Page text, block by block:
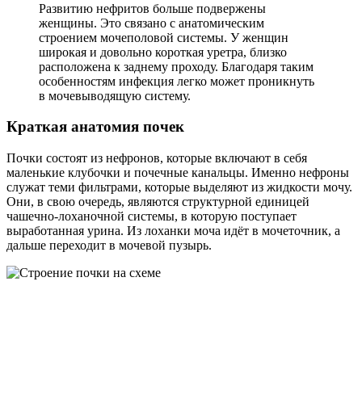
Развитию нефритов больше подвержены
женщины. Это связано с анатомическим
строением мочеполовой системы. У женщин
широкая и довольно короткая уретра, близко
расположена к заднему проходу. Благодаря таким
особенностям инфекция легко может проникнуть
в мочевыводящую систему.
Краткая анатомия почек
Почки состоят из нефронов, которые включают в себя
маленькие клубочки и почечные канальцы. Именно нефроны
служат теми фильтрами, которые выделяют из жидкости мочу.
Они, в свою очередь, являются структурной единицей
чашечно-лоханочной системы, в которую поступает
выработанная урина. Из лоханки моча идёт в мочеточник, а
дальше переходит в мочевой пузырь.